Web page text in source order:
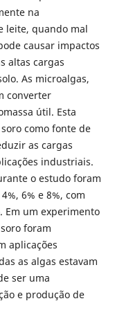
na
leite, quando mal
causar impactos
altas cargas
As microalgas,
converter
útil. Esta
como fonte de
as cargas
industriais.
o estudo foram
6% e 8%, com
Em um experimento
foram
aplicações
as algas estavam
ser uma
e produção de